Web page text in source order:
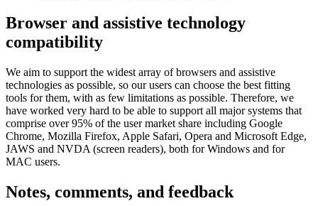
Browser and assistive technology
compatibility
We aim to support the widest array of browsers and assistive
technologies as possible, so our users can choose the best fitting
tools for them, with as few limitations as possible. Therefore, we
have worked very hard to be able to support all major systems that
comprise over 95% of the user market share including Google
Chrome, Mozilla Firefox, Apple Safari, Opera and Microsoft Edge,
JAWS and NVDA (screen readers), both for Windows and for
MAC users.
Notes, comments, and feedback